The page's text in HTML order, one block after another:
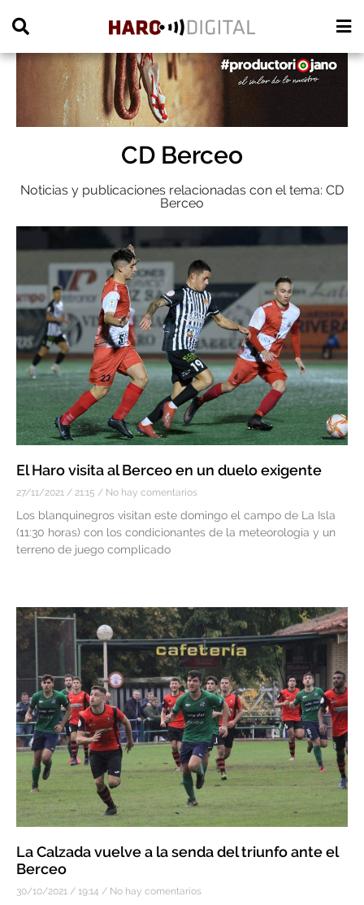
CD Berceo
Noticias y publicaciones relacionadas con el tema: CD
Berceo
El Haro visita al Berceo en un duelo exigente
27/11/2021 21:15 No hay comentarios
Los blanquinegros visitan este domingo el campo de La Isla
(11:30 horas) con los condicionantes de la meteorología y un
terreno de juego complicado
La Calzada vuelve a la senda del triunfo ante el
Berceo
30/10/2021 19:14 No hay comentarios